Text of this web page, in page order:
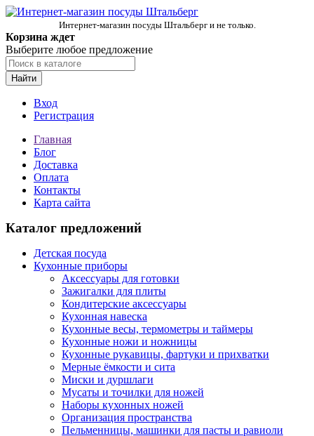
Интернет-магазин посуды Штальберг и не только.
Корзина ждет
Выберите любое предложение
Найти
Вход
Регистрация
Главная
Блог
Доставка
Оплата
Контакты
Карта сайта
Каталог предложений
Детская посуда
Кухонные приборы
Аксессуары для готовки
Зажигалки для плиты
Кондитерские аксессуары
Кухонная навеска
Кухонные весы, термометры и таймеры
Кухонные ножи и ножницы
Кухонные рукавицы, фартуки и прихватки
Мерные ёмкости и сита
Миски и дуршлаги
Мусаты и точилки для ножей
Наборы кухонных ножей
Организация пространства
Пельменницы, машинки для пасты и равиоли